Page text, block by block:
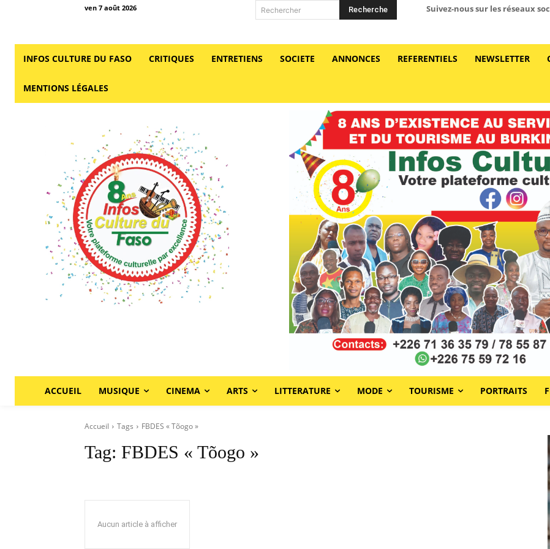
ven 7 août 2026 Rechercher Recherche Suivez-nous sur les réseaux
INFOS CULTURE DU FASO CRITIQUES ENTRETIENS SOCIETE ANNONCES REFERENTIELS NEWSLETTER
MENTIONS LÉGALES
ACCUEIL MUSIQUE CINEMA ARTS LITTERATURE MODE TOURISME PORTRAITS
Accueil Tags FBDES « Tõogo »
Tag: FBDES « Tõogo »
Aucun article à afficher